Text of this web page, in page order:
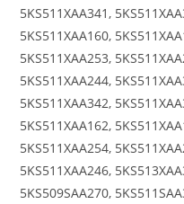
5KS511XAA341,
5KS511XAA160,
5KS511XAA253,
5KS511XAA244,
5KS511XAA342,
5KS511XAA162,
5KS511XAA254,
5KS511XAA246,
5KS509SAA270,